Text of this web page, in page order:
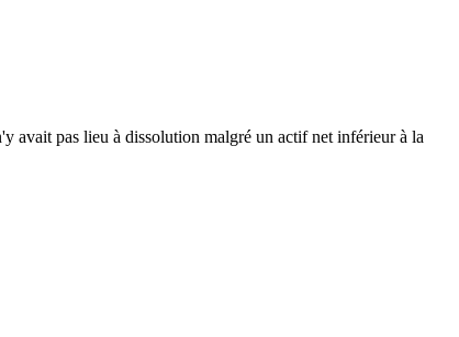
avait pas lieu à dissolution malgré un actif net inférieur à la